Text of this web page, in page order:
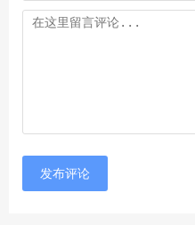
发布评论